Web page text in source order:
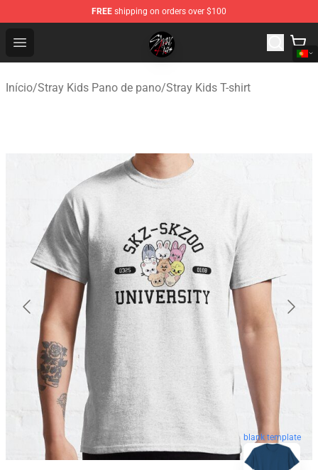
FREE shipping on orders over $100
Open menu
Stray Kids Shop - Official Stray Kids Merchandise Store
Início/Stray Kids Pano de pano/Stray Kids T-shirt
blank template